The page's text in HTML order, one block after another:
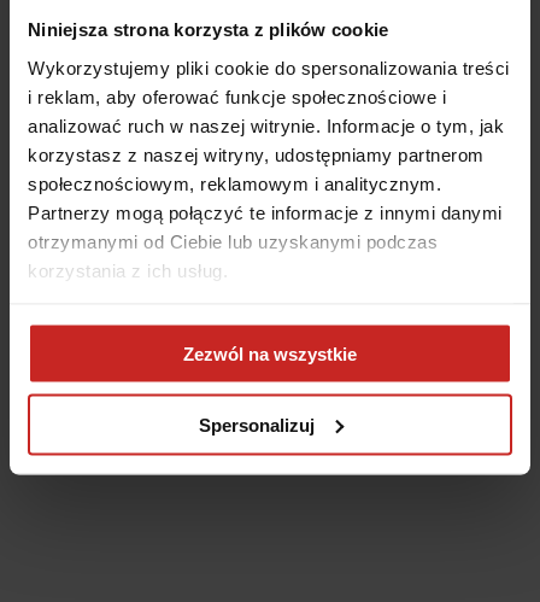
Niniejsza strona korzysta z plików cookie
Wykorzystujemy pliki cookie do spersonalizowania treści
i reklam, aby oferować funkcje społecznościowe i
analizować ruch w naszej witrynie. Informacje o tym, jak
korzystasz z naszej witryny, udostępniamy partnerom
społecznościowym, reklamowym i analitycznym.
Partnerzy mogą połączyć te informacje z innymi danymi
otrzymanymi od Ciebie lub uzyskanymi podczas
korzystania z ich usług.
Zezwól na wszystkie
Spersonalizuj
browser console for more information)